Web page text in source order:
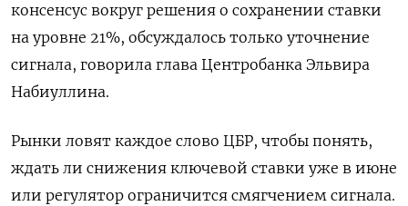
консенсус вокруг решения о сохранении ставки
на уровне 21%, обсуждалось только уточнение
сигнала, говорила глава Центробанка Эльвира
Набиуллина.
Рынки ловят каждое слово ЦБР, чтобы понять,
ждать ли снижения ключевой ставки уже в июне
или регулятор ограничится смягчением сигнала.